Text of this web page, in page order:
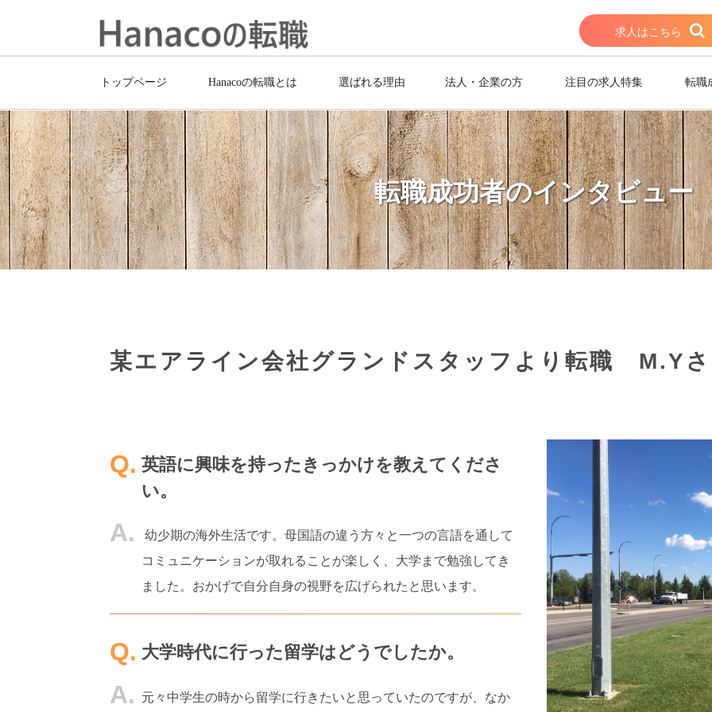
求人はこちら
トップページ Hanacoの転職とは 選ばれる理由 法人・企業の方 注目の求人特集 転職
転職成功者のインタビュー
某エアライン会社グランドスタッフより転職　M.Y
英語に興味を持ったきっかけを教えてくださ
い。
幼少期の海外生活です。母国語の違う方々と一つの言語を通して
コミュニケーションが取れることが楽しく、大学まで勉強してき
ました。おかげで自分自身の視野を広げられたと思います。
大学時代に行った留学はどうでしたか。
元々中学生の時から留学に行きたいと思っていたのですが、なか